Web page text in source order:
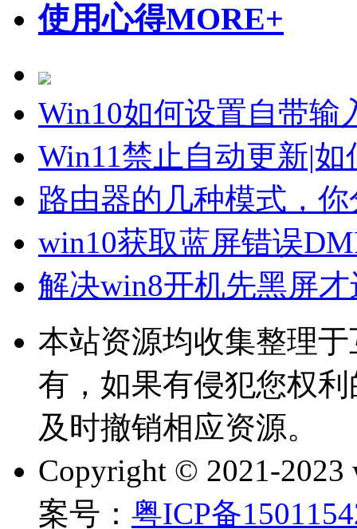
使用心得MORE+
Win10如何设置自带输
Win11禁止自动更新|
路由器的几种模式，
win10获取蓝屏错误
解决win8开机先黑屏
本站资源均收集整理
有，如果有侵犯您权
及时撤销相应资源。
Copyright © 2021-2023
案号： 粤ICP备